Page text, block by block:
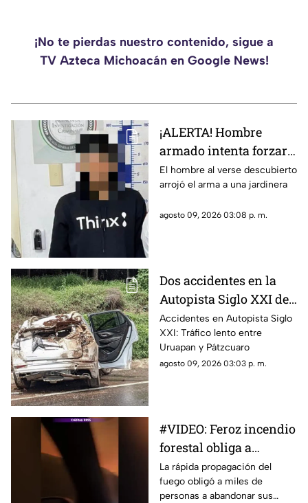
¡No te pierdas nuestro contenido, sigue a
TV Azteca Michoacán en Google News!
¡ALERTA! Hombre
armado intenta forzar
un domicilio en
Morelia
El hombre al verse descubierto
arrojó el arma a una jardinera
agosto 09, 2026 03:08 p. m.
Dos accidentes en la
Autopista Siglo XXI de
Michoacán
Accidentes en Autopista Siglo
XXI: Tráfico lento entre
Uruapan y Pátzcuaro
agosto 09, 2026 03:03 p. m.
#VIDEO: Feroz incendio
forestal obliga a
evacuar a más de 20
mil personas
La rápida propagación del
fuego obligó a miles de
personas a abandonar sus